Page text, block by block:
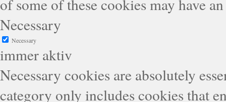
of some of these cookies may have
Necessary
Necessary
immer aktiv
Necessary cookies are absolutely
category only includes cookies that